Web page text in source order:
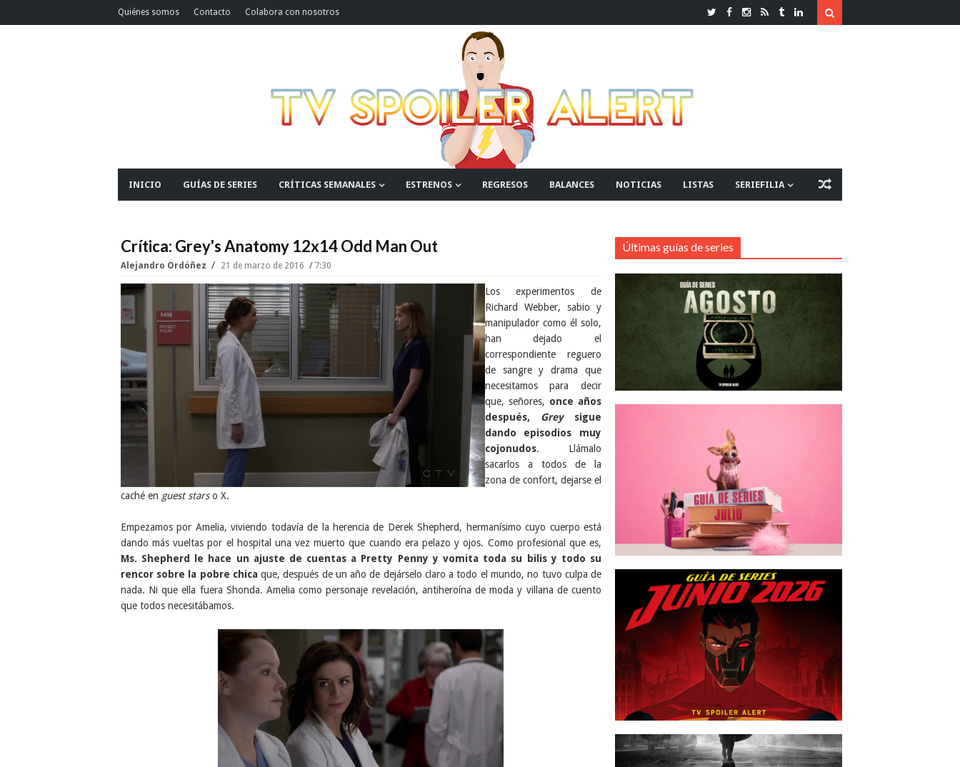
Quiénes somos Contacto Colabora con nosotros
INICIO GUÍAS DE SERIES CRÍTICAS SEMANALES ESTRENOS REGRESOS BALANCES NOTICIAS LISTAS SERIEFILIA
Crítica: Grey's Anatomy 12x14 Odd Man Out
Alejandro Ordóñez 21 de marzo de 2016 7:30
Los experimentos de
Richard Webber, sabio y
manipulador como él solo,
han dejado el
correspondiente reguero
de sangre y drama que
necesitamos para decir
que, señores, once años
después, Greysigue
dando episodios muy
cojonudos. Llámalo
sacarlos a todos de la
zona de confort, dejarse el
caché en guest starso X.
Empezamos por Amelia, viviendo todavía de la herencia de Derek Shepherd, hermanísimo cuyo cuerpo está
dando más vueltas por el hospital una vez muerto que cuando era pelazo y ojos. Como profesional que es,
Ms. Shepherd le hace un ajuste de cuentas a Pretty Penny y vomita toda su bilis y todo su
rencor sobre la pobre chicaque, después de un año de dejárselo claro a todo el mundo, no tuvo culpa de
nada. Ni que ella fuera Shonda. Amelia como personaje revelación, antiheroína de moda y villana de cuento
que todos necesitábamos.
Últimas guías de series